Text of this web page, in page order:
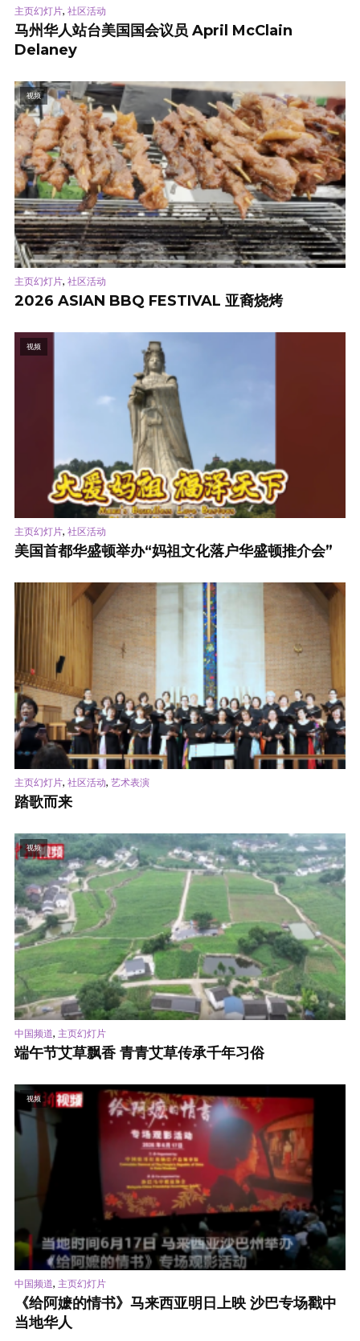
主页幻灯片, 社区活动
马州华人站台美国国会议员 April McClain
Delaney
视频
主页幻灯片, 社区活动
2026 ASIAN BBQ FESTIVAL 亚裔烧烤
视频
主页幻灯片, 社区活动
美国首都华盛顿举办“妈祖文化落户华盛顿推介会”
主页幻灯片, 社区活动, 艺术表演
踏歌而来
视频
中国频道, 主页幻灯片
端午节艾草飘香 青青艾草传承千年习俗
视频
中国频道, 主页幻灯片
《给阿嬷的情书》马来西亚明日上映 沙巴专场戳中
当地华人